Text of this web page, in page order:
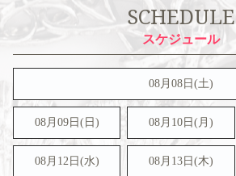
SCHEDULE
08月08日(土)
08月09日( 日 ) 08月10日(月)
08月12日(水) 08月13日(木)